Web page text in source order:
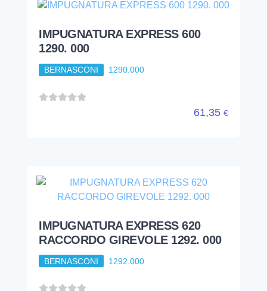
IMPUGNATURA EXPRESS 600
1290. 000
BERNASCONI 1290.000
61,35 €
IMPUGNATURA EXPRESS 620
RACCORDO GIREVOLE 1292. 000
BERNASCONI 1292.000